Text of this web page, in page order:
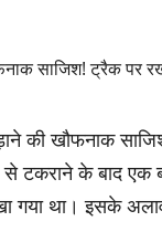
की खौफनाक
टकराने के बाद एक
था। इसके